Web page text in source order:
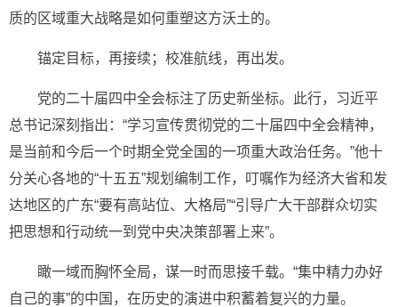
质的区域重大战略是如何重塑这方沃土的。
锚定目标，再接续；校准航线，再出发。
党的二十届四中全会标注了历史新坐标。此行，习近平
总书记深刻指出：“学习宣传贯彻党的二十届四中全会精神，
是当前和今后一个时期全党全国的一项重大政治任务。”他十
分关心各地的“十五五”规划编制工作，叮嘱作为经济大省和发
达地区的广东“要有高站位、大格局”“引导广大干部群众切实
把思想和行动统一到党中央决策部署上来”。
瞰一域而胸怀全局，谋一时而思接千载。“集中精力办好
自己的事”的中国，在历史的演进中积蓄着复兴的力量。